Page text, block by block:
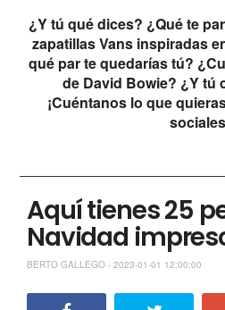
¿Y tú qué dices? ¿Qué te
zapatillas Vans inspiradas
qué par te quedarías tú?
de David Bowie? ¿Y tú
¡Cuéntanos lo que
Aquí tienes 25
Navidad
BERTO GALLEGO - 2023-01-01 12:00:00